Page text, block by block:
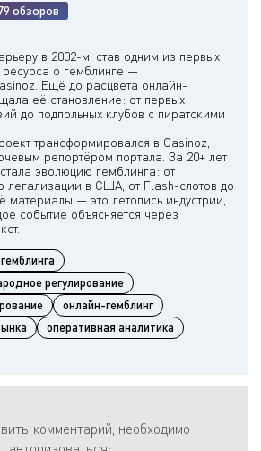
обзоров
в 2002-м, став одним из первых
ресурса о гемблинге —
Ещё до расцвета онлайн-
её становление: от первых
до подпольных клубов с пиратскими
трансформировался в Casinoz,
репортёром портала. За 20+ лет
эволюцию гемблинга: от
легализации в США, от Flash-слотов до
материалы — это летопись индустрии,
событие объясняется через
регулирование
онлайн-гемблинг
оперативная аналитика
комментарий, необходимо